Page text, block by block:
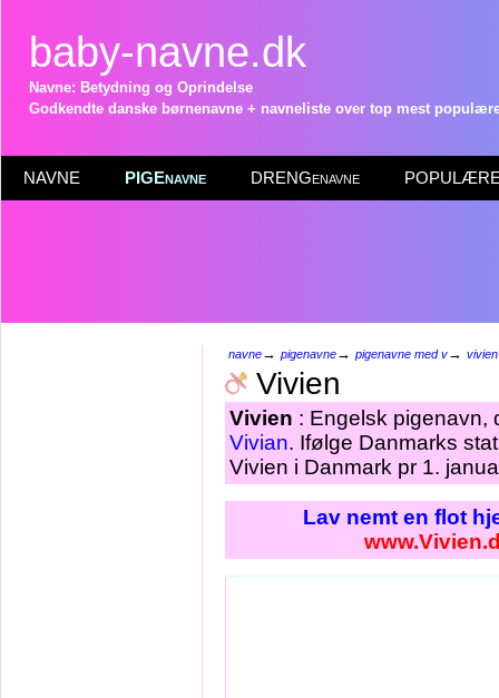
baby-navne.dk
Navne: Betydning og Oprindelse
Godkendte danske børnenavne + navneliste over top mest
NAVNE PIGEnavne DRENGenavne POPULÆRE
navne→ pigenavne→ pigenavne med v→ vivien
Vivien
Vivien : Engelsk pigenavn,
Vivian. Ifølge Danmarks
Vivien i Danmark pr 1.
Lav nemt en flot